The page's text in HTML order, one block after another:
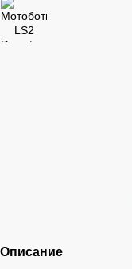
Описание